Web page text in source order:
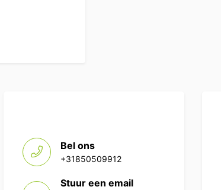
Bel ons
+31850509912
Stuur een email